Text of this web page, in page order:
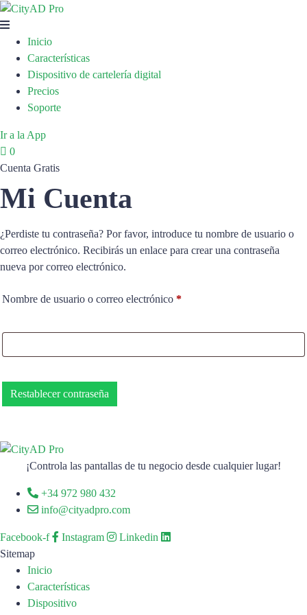
Inicio
Características
Dispositivo de cartelería digital
Precios
Soporte
Ir a la App
0
Cuenta Gratis
Mi Cuenta
¿Perdiste tu contraseña? Por favor, introduce tu nombre de usuario o
correo electrónico. Recibirás un enlace para crear una contraseña
nueva por correo electrónico.
Nombre de usuario o correo electrónico *Obligatorio
Restablecer contraseña
¡Controla las pantallas de tu negocio desde cualquier lugar!
+34 972 980 432
info@cityadpro.com
Facebook-f Instagram
Linkedin
Sitemap
Inicio
Características
Dispositivo